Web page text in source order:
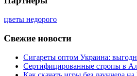
цветы недорого
Свежие новости
Сигареты оптом Украина:
Сертифицированные стропы в